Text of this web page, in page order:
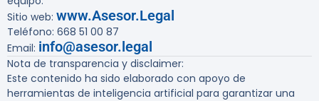
Sitio web: www.Asesor.Legal
Teléfono: 668 51 00 87
Email: info@asesor.legal
Nota de transparencia y disclaimer:
Este contenido ha sido elaborado con apoyo de
herramientas de inteligencia artificial para garantizar una